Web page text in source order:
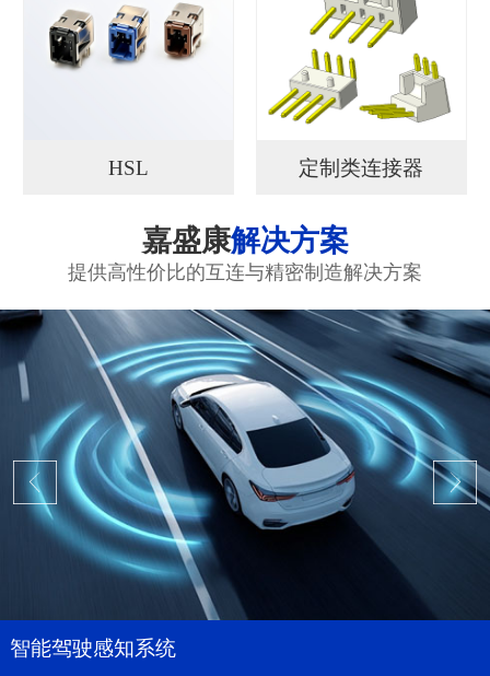
HSL 定制类连接器
嘉盛康解决方案
提供高性价比的互连与精密制造解决方案
智能驾驶感知系统